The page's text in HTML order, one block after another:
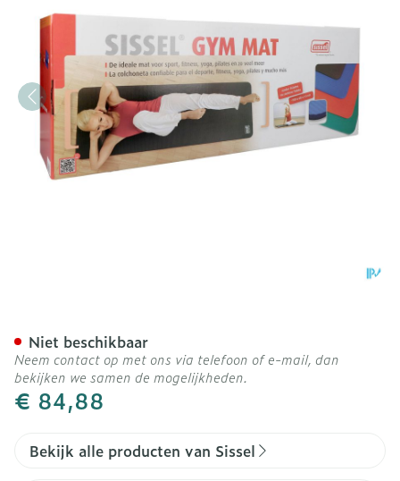
€ 84,88
Niet beschikbaar
Neem contact op met ons via telefoon of e-mail, dan
bekijken we samen de mogelijkheden.
Bekijk alle producten van Sissel